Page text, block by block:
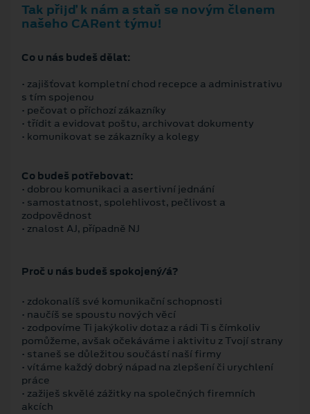
Tak přijď k nám a staň se novým členem
našeho CARent týmu!
Co u nás budeš dělat:
• zajišťovat kompletní chod recepce a administrativu
s tím spojenou
• pečovat o příchozí zákazníky
• třídit a evidovat poštu, archivovat dokumenty
• komunikovat se zákazníky a kolegy
Co budeš potřebovat:
• dobrou komunikaci a asertivní jednání
• samostatnost, spolehlivost, pečlivost a
zodpovědnost
• znalost AJ, případně NJ
Proč u nás budeš spokojený/á?
• zdokonalíš své komunikační schopnosti
• naučíš se spoustu nových věcí
• zodpovíme Ti jakýkoliv dotaz a rádi Ti s čímkoliv
pomůžeme, avšak očekáváme i aktivitu z Tvojí strany
• staneš se důležitou součástí naší firmy
• vítáme každý dobrý nápad na zlepšení či urychlení
práce
• zažiješ skvělé zážitky na společných firemních
akcích